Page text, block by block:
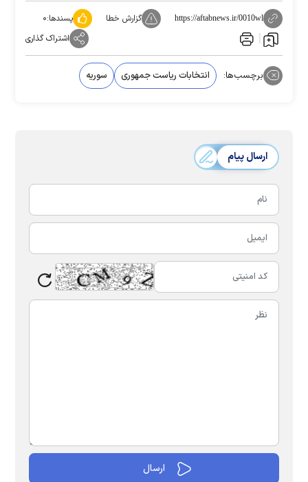
https://aftabnews.ir/0010wl گزارش خطا پسندها:۰
اشتراک گذاری
برچسب‌ها: انتخابات ریاست جمهوری سوریه
ارسال پیام